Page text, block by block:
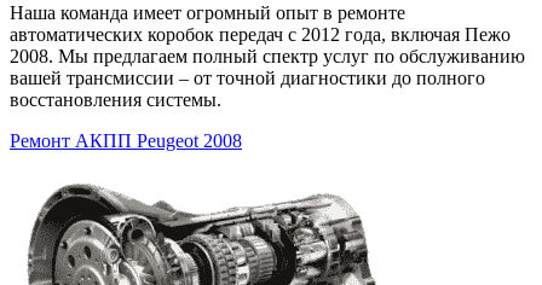
Наша команда имеет огромный опыт в ремонте
автоматических коробок передач с 2012 года, включая Пежо
2008. Мы предлагаем полный спектр услуг по обслуживанию
вашей трансмиссии – от точной диагностики до полного
восстановления системы.
Ремонт АКПП Peugeot 2008